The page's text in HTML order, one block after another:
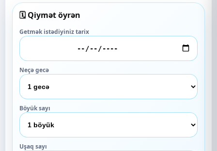
🗓️ Qiymət öyrən
Getmək istədiyiniz tarix
Neçə gecə
Böyük sayı
Uşaq sayı